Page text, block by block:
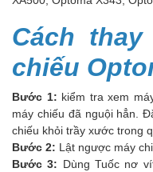
Cách
chiếu
Bước 1: kiểm tra xem
máy chiếu đã nguội hẳn.
chiếu khỏi trầy xước trong
Bước 2: Lật ngược máy
Bước 3: Dùng Tuốc nơ